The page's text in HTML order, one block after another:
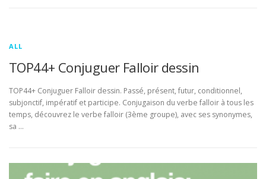
ALL
TOP44+ Conjuguer Falloir dessin
TOP44+ Conjuguer Falloir dessin. Passé, présent, futur, conditionnel,
subjonctif, impératif et participe. Conjugaison du verbe falloir à tous les
temps, découvrez le verbe falloir (3ème groupe), avec ses synonymes,
sa …